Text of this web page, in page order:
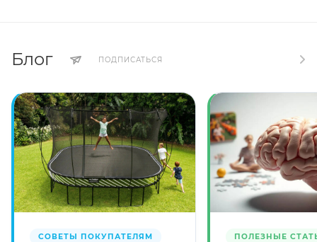
Блог ПОДПИСАТЬСЯ
СОВЕТЫ ПОКУПАТЕЛЯМ ПОЛЕЗНЫЕ